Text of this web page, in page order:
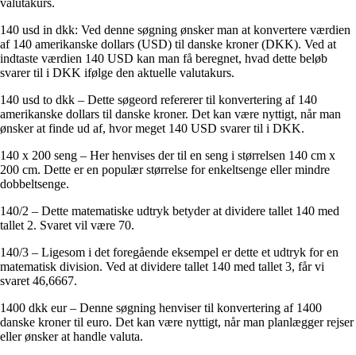
140 usd in dkk: Ved denne søgning ønsker man at konvertere værdien
af 140 amerikanske dollars (USD) til danske kroner (DKK). Ved at
indtaste værdien 140 USD kan man få beregnet, hvad dette beløb
svarer til i DKK ifølge den aktuelle valutakurs.
140 usd to dkk – Dette søgeord refererer til konvertering af 140
amerikanske dollars til danske kroner. Det kan være nyttigt, når man
ønsker at finde ud af, hvor meget 140 USD svarer til i DKK.
140 x 200 seng – Her henvises der til en seng i størrelsen 140 cm x
200 cm. Dette er en populær størrelse for enkeltsenge eller mindre
dobbeltsenge.
140/2 – Dette matematiske udtryk betyder at dividere tallet 140 med
tallet 2. Svaret vil være 70.
140/3 – Ligesom i det foregående eksempel er dette et udtryk for en
matematisk division. Ved at dividere tallet 140 med tallet 3, får vi
svaret 46,6667.
1400 dkk eur – Denne søgning henviser til konvertering af 1400
danske kroner til euro. Det kan være nyttigt, når man planlægger rejser
eller ønsker at handle valuta.